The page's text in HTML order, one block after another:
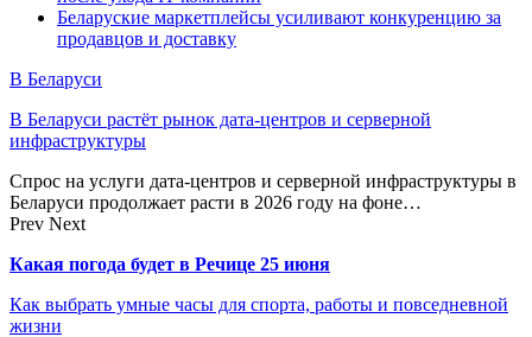
Беларуские маркетплейсы усиливают конкуренцию за
продавцов и доставку
В Беларуси
В Беларуси растёт рынок дата-центров и серверной
инфраструктуры
Спрос на услуги дата-центров и серверной инфраструктуры в
Беларуси продолжает расти в 2026 году на фоне…
Prev Next
Какая погода будет в Речице 25 июня
Как выбрать умные часы для спорта, работы и повседневной
жизни